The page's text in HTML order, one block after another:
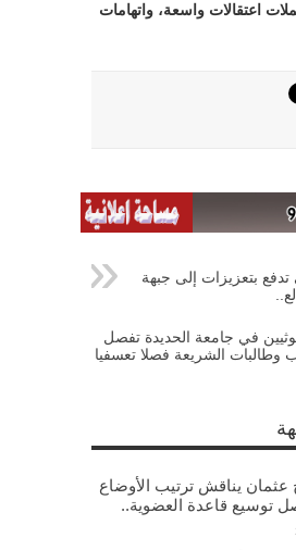
اعتقالات واسعة، واتهامات
بتعزيزات إلى جبهة
في جامعة الحديدة تفصل
وطالبات الشريعة فصلا تعسفيا
عثمان يناقش ترتيب الأوضاع
توسيع قاعدة العضوية..